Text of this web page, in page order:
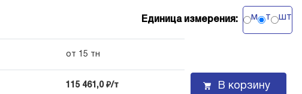
Единица измерения: м т шт
от 15 тн
115 461,0 ₽/т В корзину